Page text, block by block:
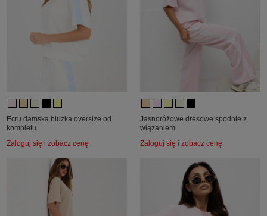
Ecru damska bluzka oversize od
kompletu
Zaloguj się i zobacz cenę
Jasnoróżowe dresowe spodnie z
wiązaniem
Zaloguj się i zobacz cenę